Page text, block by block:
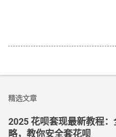
精选文章
2025 花呗套现最新教程
略，教你安全套花呗